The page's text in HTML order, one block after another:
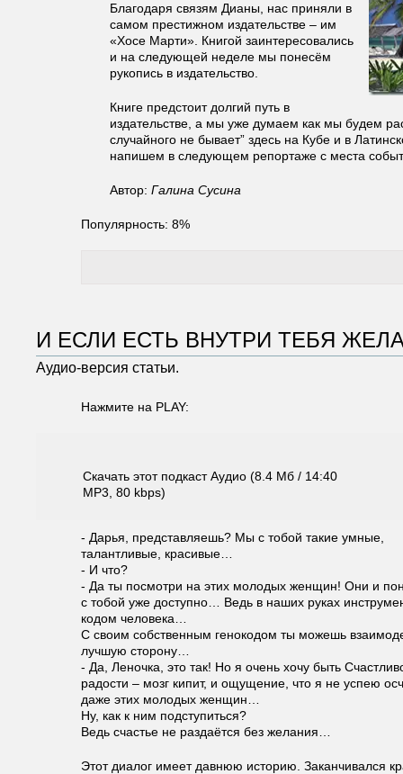
Благодаря связям Дианы, нас приняли в
самом престижном издательстве – им
«Хосе Марти». Книгой заинтересовались
и на следующей неделе мы понесём
рукопись в издательство.
Книге предстоит долгий путь в
издательстве, а мы уже думаем как мы будем
случайного не бывает” здесь на Кубе и в
напишем в следующем репортаже с места
Автор: Галина Сусина
Популярность: 8%
И ЕСЛИ ЕСТЬ ВНУТРИ ТЕБЯ
Аудио-версия статьи.
Нажмите на PLAY:
Скачать этот подкаст Аудио (8.4 Мб / 14:40
MP3, 80 kbps)
- Дарья, представляешь? Мы с тобой такие умные,
талантливые, красивые…
- И что?
- Да ты посмотри на этих молодых женщин! Они и
с тобой уже доступно… Ведь в наших руках
кодом человека…
С своим собственным генокодом ты можешь
лучшую сторону…
- Да, Леночка, это так! Но я очень хочу быть
радости – мозг кипит, и ощущение, что я не успею
даже этих молодых женщин…
Ну, как к ним подступиться?
Ведь счастье не раздаётся без желания…
Этот диалог имеет давнюю историю. Заканчивался